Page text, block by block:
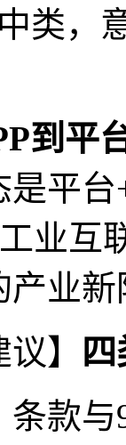
类，
到平
平
业互
产业新
】
款